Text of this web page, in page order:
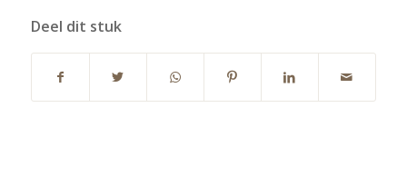
Deel dit stuk